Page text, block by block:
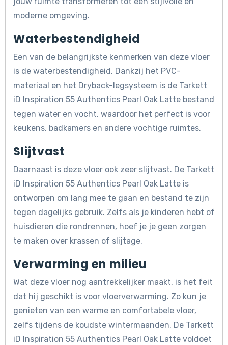
moderne omgeving.
Waterbestendigheid
Een van de belangrijkste kenmerken van deze vloer
is de waterbestendigheid. Dankzij het PVC-
materiaal en het Dryback-legsysteem is de Tarkett
iD Inspiration 55 Authentics Pearl Oak Latte bestand
tegen water en vocht, waardoor het perfect is voor
keukens, badkamers en andere vochtige ruimtes.
Slijtvast
Daarnaast is deze vloer ook zeer slijtvast. De Tarkett
iD Inspiration 55 Authentics Pearl Oak Latte is
ontworpen om lang mee te gaan en bestand te zijn
tegen dagelijks gebruik. Zelfs als je kinderen hebt of
huisdieren die rondrennen, hoef je je geen zorgen
te maken over krassen of slijtage.
Verwarming en milieu
Wat deze vloer nog aantrekkelijker maakt, is het feit
dat hij geschikt is voor vloerverwarming. Zo kun je
genieten van een warme en comfortabele vloer,
zelfs tijdens de koudste wintermaanden. De Tarkett
iD Inspiration 55 Authentics Pearl Oak Latte voldoet